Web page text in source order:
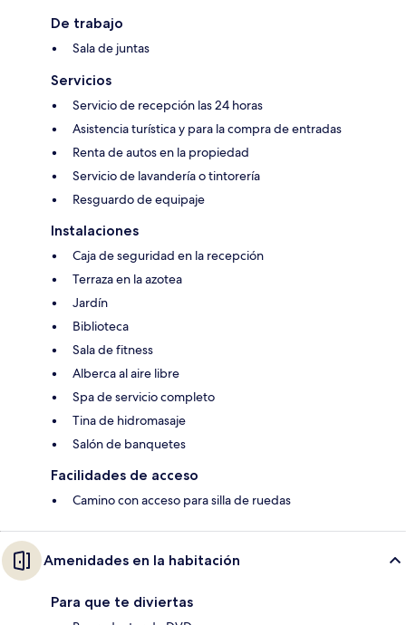
De trabajo
Sala de juntas
Servicios
Servicio de recepción las 24 horas
Asistencia turística y para la compra de entradas
Renta de autos en la propiedad
Servicio de lavandería o tintorería
Resguardo de equipaje
Instalaciones
Caja de seguridad en la recepción
Terraza en la azotea
Jardín
Biblioteca
Sala de fitness
Alberca al aire libre
Spa de servicio completo
Tina de hidromasaje
Salón de banquetes
Facilidades de acceso
Camino con acceso para silla de ruedas
Amenidades en la habitación
Para que te diviertas